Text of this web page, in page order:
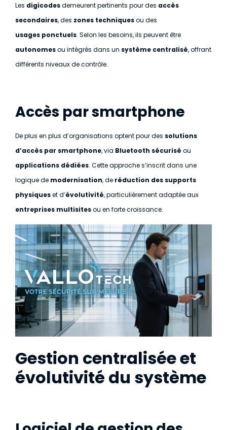
Les digicodesdemeurent pertinents pour des accès
secondaires, des zones techniquesou des
usages ponctuels. Selon les besoins, ils peuvent être
autonomesou intégrés dans un système centralisé, offrant
différents niveaux de contrôle.
Accès par smartphone
De plus en plus d’organisations optent pour des solutions
d’accès par smartphone, via Bluetooth sécurisé ou
applications dédiées. Cette approche s’inscrit dans une
logique de modernisation, de réduction des supports
physiqueset d’évolutivité, particulièrement adaptée aux
entreprises multisitesou en forte croissance.
Gestion centralisée et
évolutivité du système